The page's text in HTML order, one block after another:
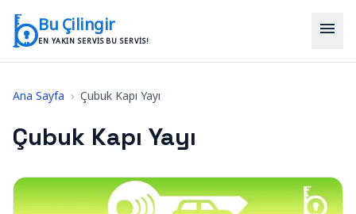
Bu Çilingir
EN YAKIN SERVIS BU SERVIS!
menu
Ana Sayfa › Çubuk Kapı Yayı
Çubuk Kapı Yayı